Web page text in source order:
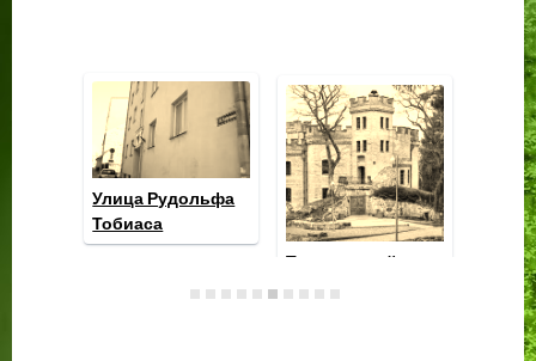
Ратаскаеву, дом
20/22: родовое